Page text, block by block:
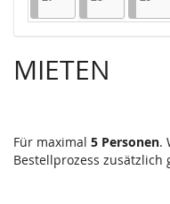
MIETEN
Für maximal 5 Personen.
Bestellprozess zusätzlich